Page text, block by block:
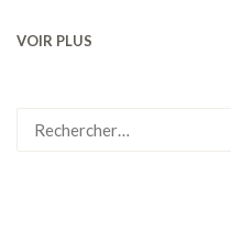
VOIR PLUS
Rechercher :